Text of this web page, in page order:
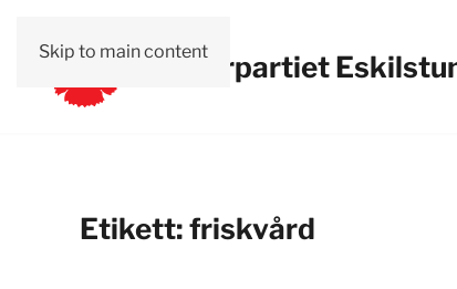
Skip to main contentVänsterpartiet
Etikett:friskvård